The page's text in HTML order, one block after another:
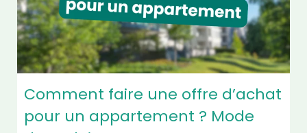
Comment faire une offre d’achat
pour un appartement ? Mode